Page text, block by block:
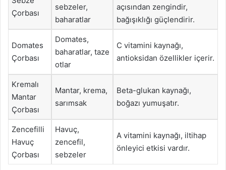
Çorbası
sebzeler,
baharatlar
açısından zengindir,
bağışıklığı güçlendirir.
Domates
Çorbası
Domates,
baharatlar, taze
otlar
C vitamini kaynağı,
antioksidan özellikler içerir.
Kremalı
Mantar
Çorbası
Mantar, krema,
sarımsak
Beta-glukan kaynağı,
boğazı yumuşatır.
Zencefilli
Havuç
Çorbası
Havuç,
zencefil,
sebzeler
A vitamini kaynağı, iltihap
önleyici etkisi vardır.